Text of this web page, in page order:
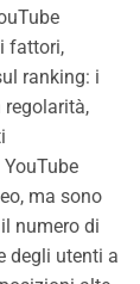
fattori,
ranking: i
ma sono
numero di
degli utenti a